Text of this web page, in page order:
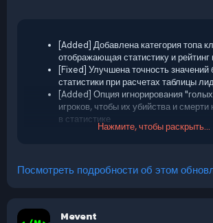
[Added] Добавлена категория топа
отображающая статистику и рейтинг
[Fixed] Улучшена точность значений
статистики при расчетах таблицы
[Added] Опция игнорирования
игроков, чтобы их убийства и
в статистике
[Fixed] Заголовки таблицы лидеров
[Fixed] Существующие серверы
Нажмите, чтобы раскрыть...
Посмотреть подробности об этом
Mevent